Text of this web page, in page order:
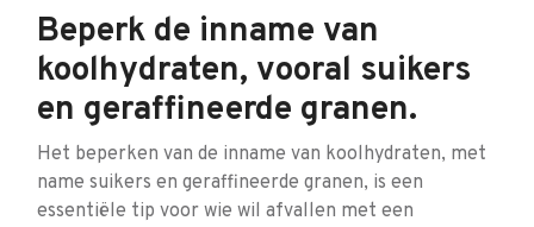
Beperk de inname van
koolhydraten, vooral suikers
en geraffineerde granen.
Het beperken van de inname van koolhydraten, met
name suikers en geraffineerde granen, is een
essentiële tip voor wie wil afvallen met een